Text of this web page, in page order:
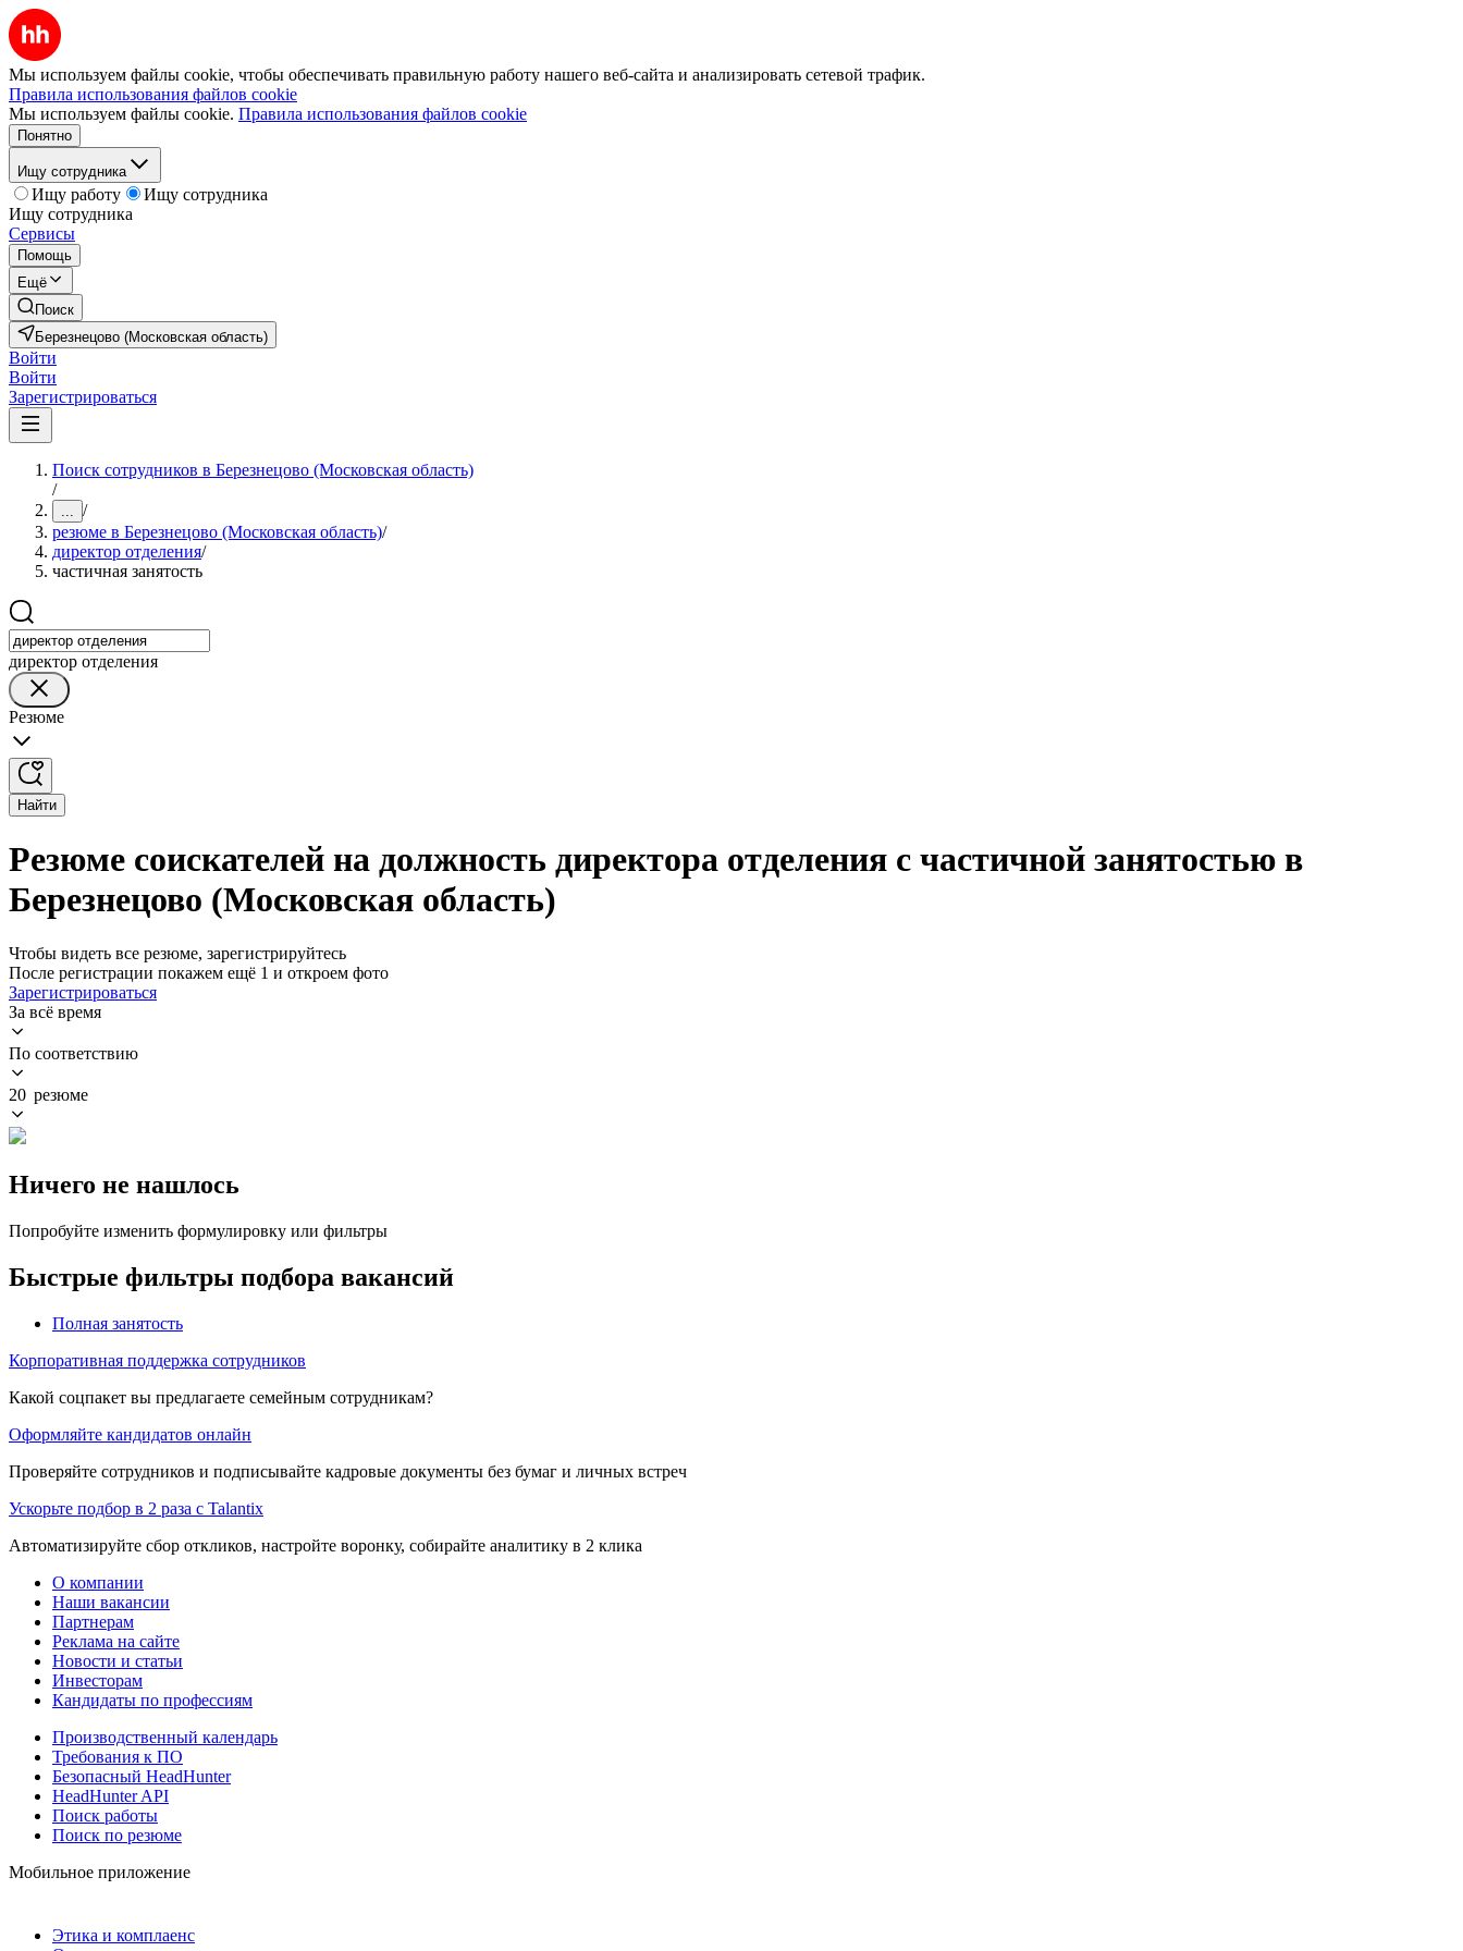
Мы используем файлы cookie, чтобы обеспечивать правильную работу нашего веб-сайта и анализировать сетевой трафик.
Правила использования файлов cookie
Мы используем файлы cookie. Правила использования файлов cookie
Понятно
Ищу сотрудника
Ищу работу
Ищу сотрудника
Ищу сотрудника
Сервисы
Помощь
Ещё
Поиск
Березнецово (Московская область)
Войти
Войти
Зарегистрироваться
Поиск сотрудников в Березнецово (Московская область)
/
... /
резюме в Березнецово (Московская область)/
директор отделения/
частичная занятость
директор отделения
Резюме
Найти
Резюме соискателей на должность директора отделения с частичной занятостью в
Березнецово (Московская область)
Чтобы видеть все резюме, зарегистрируйтесь
После регистрации покажем ещё 1 и откроем фото
Зарегистрироваться
За всё время
По соответствию
20 резюме
Ничего не нашлось
Попробуйте изменить формулировку или фильтры
Быстрые фильтры подбора вакансий
Полная занятость
Корпоративная поддержка сотрудников
Какой соцпакет вы предлагаете семейным сотрудникам?
Оформляйте кандидатов онлайн
Проверяйте сотрудников и подписывайте кадровые документы без бумаг и личных встреч
Ускорьте подбор в 2 раза с Talantix
Автоматизируйте сбор откликов, настройте воронку, собирайте аналитику в 2 клика
О компании
Наши вакансии
Партнерам
Реклама на сайте
Новости и статьи
Инвесторам
Кандидаты по профессиям
Производственный календарь
Требования к ПО
Безопасный HeadHunter
HeadHunter API
Поиск работы
Поиск по резюме
Мобильное приложение
Этика и комплаенс